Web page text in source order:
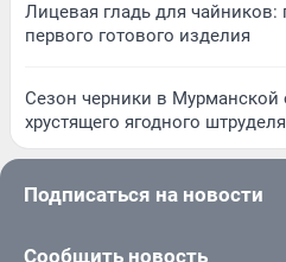
Лицевая гладь для чайников:
первого готового изделия
Сезон черники в Мурманской
хрустящего ягодного
Подписаться на новости
Сообщить новость